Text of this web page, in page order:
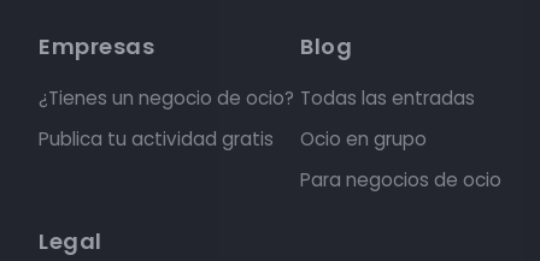
Empresas
¿Tienes un negocio de ocio?
Publica tu actividad gratis
Blog
Todas las entradas
Ocio en grupo
Para negocios de ocio
Legal